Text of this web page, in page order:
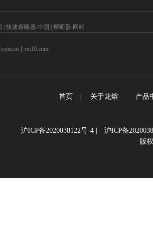
快速熔断器.中国 熔断器.网站
| rst10.com
首页 关于龙熔 产品
沪ICP备2020038122号-4| 沪ICP备
版